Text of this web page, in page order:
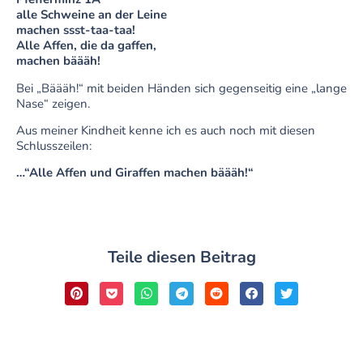
alle Schweine an der Leine
machen ssst-taa-taa!
Alle Affen, die da gaffen,
machen bäääh!
Bei „Bäääh!“ mit beiden Händen sich gegenseitig eine „lange
Nase“ zeigen.
Aus meiner Kindheit kenne ich es auch noch mit diesen
Schlusszeilen:
…“Alle Affen und Giraffen machen bäääh!“
Teile diesen Beitrag